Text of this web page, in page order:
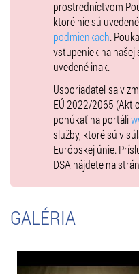
prostredníctvom
ktoré nie sú
podmienkach.
vstupeniek na našej
uvedené inak.
Usporiadateľ sa v
EÚ 2022/2065 (Akt
ponúkať na portáli
služby, ktoré sú v
Európskej únie.
DSA nájdete na
GALÉRIA